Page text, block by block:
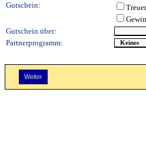
Gutschein:
Gutschein über:
Partnerprogramm: